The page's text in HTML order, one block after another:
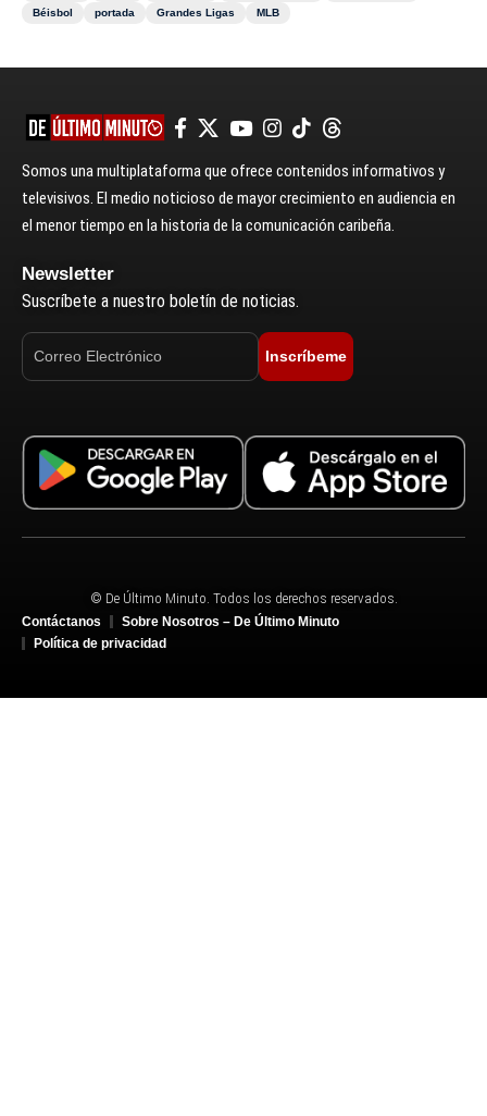
Béisbol
portada Grandes Ligas MLB
Somos una multiplataforma que ofrece contenidos informativos y
televisivos. El medio noticioso de mayor crecimiento en audiencia en
el menor tiempo en la historia de la comunicación caribeña.
Newsletter
Suscríbete a nuestro boletín de noticias.
Inscríbeme
© De Último Minuto. Todos los derechos reservados.
Contáctanos
Sobre Nosotros – De Último Minuto
Política de privacidad